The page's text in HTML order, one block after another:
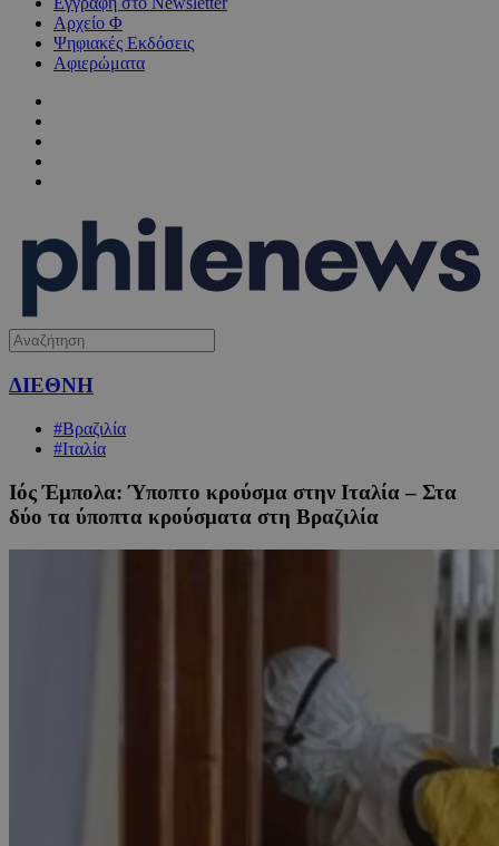
Αρχείο Φ
Ψηφιακές Εκδόσεις
Αφιερώματα
ΔΙΕΘΝΗ
#Βραζιλία
#Ιταλία
Ιός Έμπολα: Ύποπτο κρούσμα στην Ιταλία – Στα
δύο τα ύποπτα κρούσματα στη Βραζιλία